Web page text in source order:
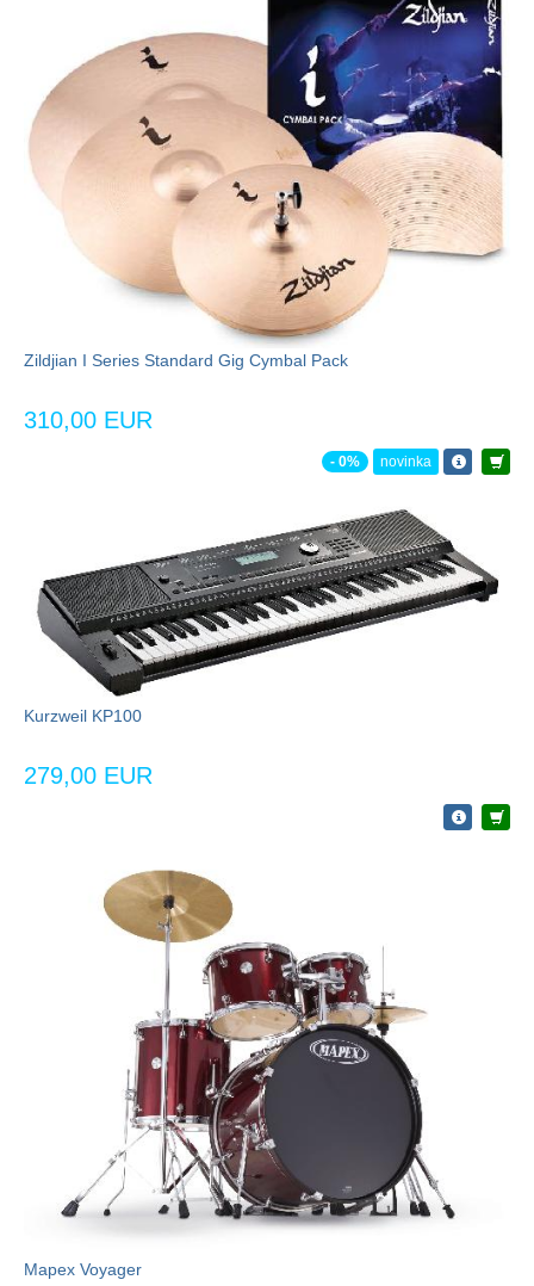
Zildjian I Series Standard Gig Cymbal Pack
310,00 EUR
- 0% novinka
Kurzweil KP100
279,00 EUR
Mapex Voyager